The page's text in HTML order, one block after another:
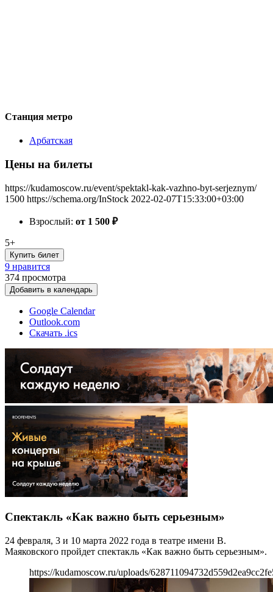
Станция метро
Арбатская
Цены на билеты
https://kudamoscow.ru/event/spektakl-kak-vazhno-byt-serjeznym/
1500 https://schema.org/InStock 2022-02-07T15:33:00+03:00
Взрослый: от 1 500 ₽
5+
Купить билет
9 нравится
374 просмотра
Добавить в календарь
Google Calendar
Outlook.com
Скачать .ics
Спектакль «Как важно быть серьезным»
24 февраля, 3 и 10 марта 2022 года в театре имени В.
Маяковского пройдет спектакль «Как важно быть серьезным».
https://kudamoscow.ru/uploads/